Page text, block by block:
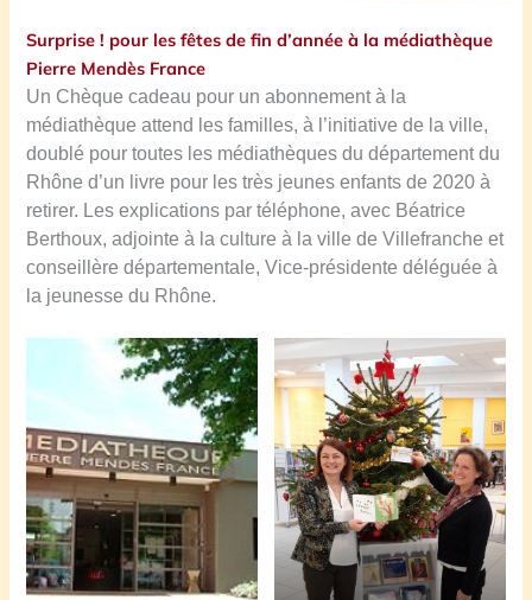
Surprise ! pour les fêtes de fin d’année à la médiathèque
Pierre Mendès France
Un Chèque cadeau pour un abonnement à la
médiathèque attend les familles, à l’initiative de la ville,
doublé pour toutes les médiathèques du département du
Rhône d’un livre pour les très jeunes enfants de 2020 à
retirer. Les explications par téléphone, avec Béatrice
Berthoux, adjointe à la culture à la ville de Villefranche et
conseillère départementale, Vice-présidente déléguée à
la jeunesse du Rhône.